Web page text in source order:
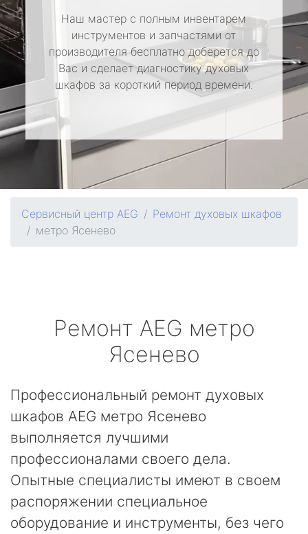
Наш мастер с полным инвентарем
инструментов и запчастями от
производителя бесплатно доберется до
Вас и сделает диагностику духовых
шкафов за короткий период времени.
Сервисный центр AEG
Ремонт духовых шкафов
метро Ясенево
Ремонт AEG метро
Ясенево
Профессиональный ремонт духовых
шкафов AEG метро Ясенево
выполняется лучшими
профессионалами своего дела.
Опытные специалисты имеют в своем
распоряжении специальное
оборудование и инструменты, без чего